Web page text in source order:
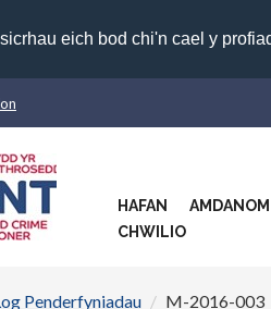
eich bod chi'n cael y
HAFAN
CHWILIO
Penderfyniadau M-2016-003